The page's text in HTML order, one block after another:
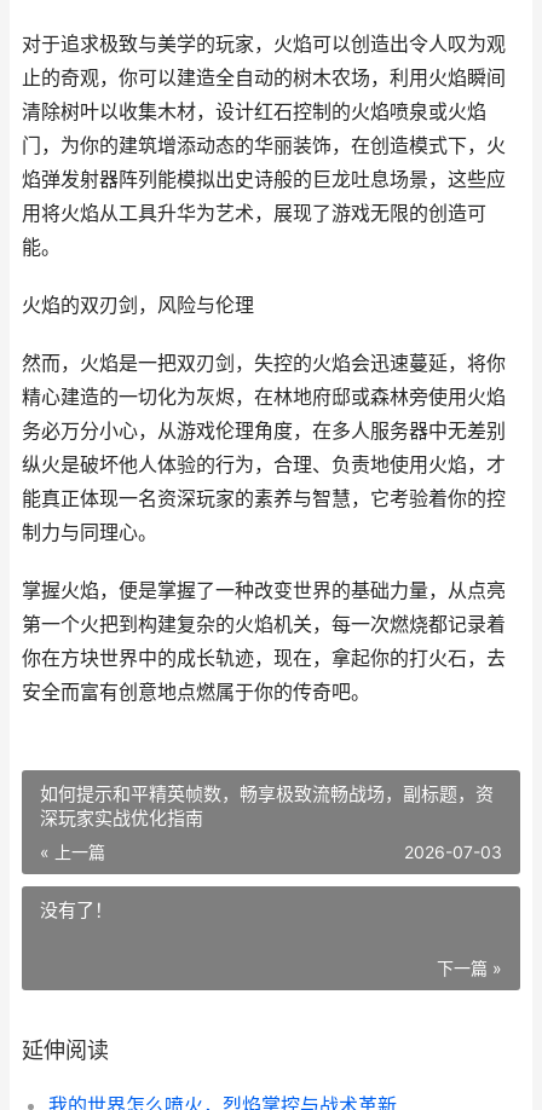
对于追求极致与美学的玩家，火焰可以创造出令人叹为观
止的奇观，你可以建造全自动的树木农场，利用火焰瞬间
清除树叶以收集木材，设计红石控制的火焰喷泉或火焰
门，为你的建筑增添动态的华丽装饰，在创造模式下，火
焰弹发射器阵列能模拟出史诗般的巨龙吐息场景，这些应
用将火焰从工具升华为艺术，展现了游戏无限的创造可
能。
火焰的双刃剑，风险与伦理
然而，火焰是一把双刃剑，失控的火焰会迅速蔓延，将你
精心建造的一切化为灰烬，在林地府邸或森林旁使用火焰
务必万分小心，从游戏伦理角度，在多人服务器中无差别
纵火是破坏他人体验的行为，合理、负责地使用火焰，才
能真正体现一名资深玩家的素养与智慧，它考验着你的控
制力与同理心。
掌握火焰，便是掌握了一种改变世界的基础力量，从点亮
第一个火把到构建复杂的火焰机关，每一次燃烧都记录着
你在方块世界中的成长轨迹，现在，拿起你的打火石，去
安全而富有创意地点燃属于你的传奇吧。
如何提示和平精英帧数，畅享极致流畅战场，副标题，资
深玩家实战优化指南
« 上一篇 2026-07-03
没有了！
下一篇 »
延伸阅读
我的世界怎么喷火，烈焰掌控与战术革新